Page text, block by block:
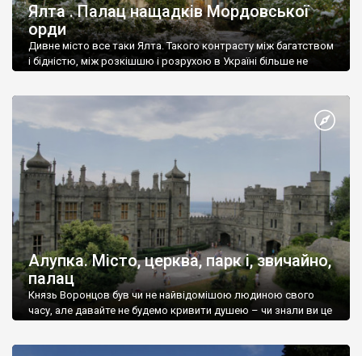
Ялта . Палац нащадків Мордовської
орди
Дивне місто все таки Ялта. Такого контрасту між багатством
і бідністю, між розкішшю і розрухою в Україні більше не
Алупка. Місто, церква, парк і, звичайно,
палац
Князь Воронцов був чи не найвідомішою людиною свого
часу, але давайте не будемо кривити душею – чи знали ви це